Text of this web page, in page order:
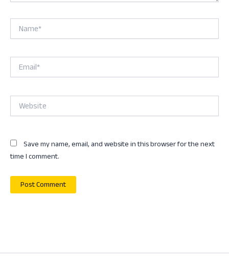
Name*
Email*
Website
Save my name, email, and website in this browser for the next
time I comment.